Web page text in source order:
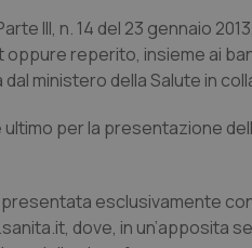
III, n. 14 del 23 gennaio
reperito, insieme ai
ministero della Salute in
ultimo per la presentazione
esclusivamente
dove, in un’apposita